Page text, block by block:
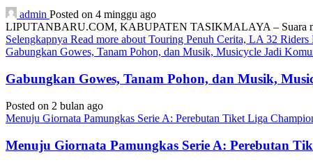
admin Posted on 4 minggu ago
LIPUTANBARU.COM, KABUPATEN TASIKMALAYA – Suara
Selengkapnya Read more about Touring Penuh Cerita, LA 32
Gabungkan Gowes, Tanam Pohon, dan Musik, Musicycle Jadi
Gabungkan Gowes, Tanam Pohon, dan Musik,
Posted on 2 bulan ago
Menuju Giornata Pamungkas Serie A: Perebutan Tiket Liga
Menuju Giornata Pamungkas Serie A: Perebutan